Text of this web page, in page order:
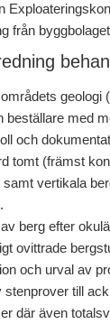
från
geologi
beställare med
och
tomt (främst
samt vertikala
berg efter
ovittrade
och urval av
stenprover till
där även